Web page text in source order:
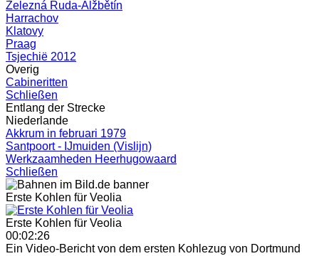
Železná Ruda-Alžbětín
Harrachov
Klatovy
Praag
Tsjechië 2012
Overig
Cabineritten
Schließen
Entlang der Strecke
Niederlande
Akkrum in februari 1979
Santpoort - IJmuiden (Vislijn)
Werkzaamheden Heerhugowaard
Schließen
Erste Kohlen für Veolia
Erste Kohlen für Veolia
00:02:26
Ein Video-Bericht von dem ersten Kohlezug von Dortmund